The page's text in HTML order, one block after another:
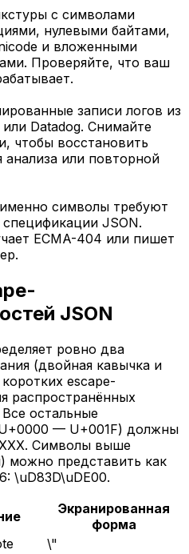
с символами
нулевыми байтами,
и вложенными
Проверяйте, что ваш
записи логов из
Datadog. Снимайте
чтобы восстановить
или повторной
символы требуют
JSON.
ECMA-404 или пишет
JSON
ровно два
(двойная кавычка и
escape-
распространённых
остальные
— U+001F) должны
Символы выше
можно представить как
\uD83D\uDE00.
Экранированная
форма
\"